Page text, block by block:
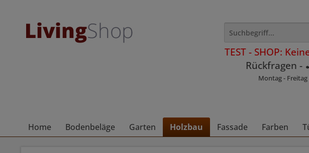
TEST - SHOP:
Rückfragen -
Montag -
Home Bodenbeläge Garten Holzbau Fassade Farben